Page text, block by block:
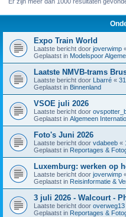
Expo Train World
Laatste bericht door joverwimp
Geplaatst in Modelspoor
Laatste NMVB-trams
Laatste bericht door Lbarré «
Geplaatst in Binnenland
VSOE juli 2026
Laatste bericht door
Geplaatst in Algemeen
Foto's Juni 2026
Laatste bericht door vdabeeb «
Geplaatst in Reportages &
Luxemburg: werken op
Laatste bericht door joverwimp
Geplaatst in Reisinformatie &
3 juli 2026 - Walcourt -
Laatste bericht door overweg13
Geplaatst in Reportages &